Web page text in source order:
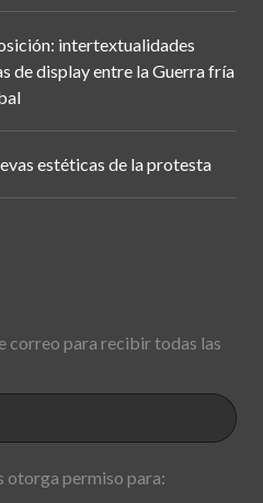
intertextualidades
de display entre la Guerra fría
estéticas de la protesta
correo para recibir todas las
otorga permiso para: